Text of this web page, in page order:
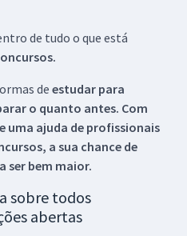
de tudo o que está
de estudar para
o quanto antes. Com
uma ajuda de profissionais
a sua chance de
ser bem maior.
sobre todos
abertas